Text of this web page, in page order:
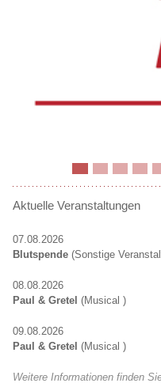
Aktuelle Veranstaltungen
07.08.2026
Blutspende (Sonstige
08.08.2026
Paul & Gretel (Musical )
09.08.2026
Paul & Gretel (Musical )
Weitere Informationen finden